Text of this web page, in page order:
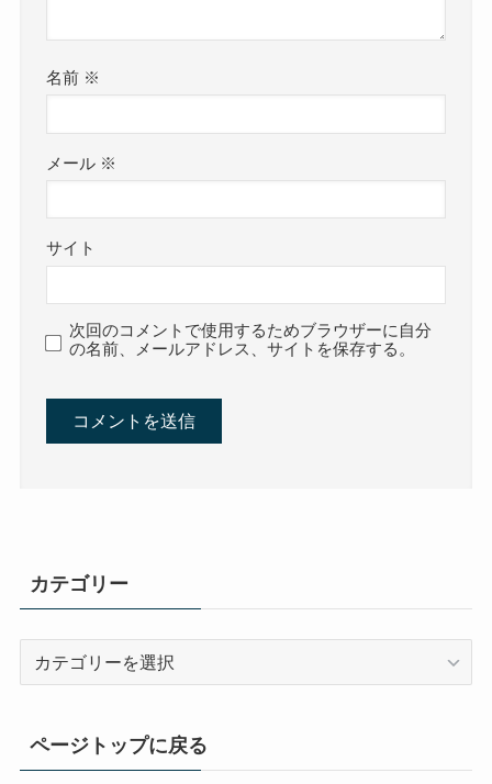
名前 ※
メール ※
サイト
次回のコメントで使用するためブラウザーに自分
の名前、メールアドレス、サイトを保存する。
カテゴリー
ページトップに戻る